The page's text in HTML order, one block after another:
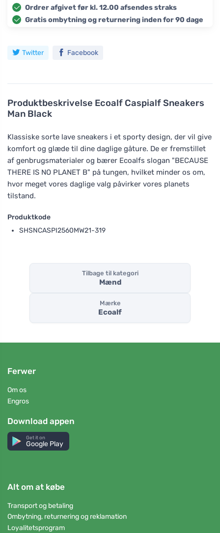
Produktbeskrivelse Ecoalf Caspialf Sneakers
Man Black
Klassiske sorte lave sneakers i et sporty design, der vil give
komfort og glæde til dine daglige gåture. De er fremstillet
af genbrugsmaterialer og bærer Ecoalfs slogan "BECAUSE
THERE IS NO PLANET B" på tungen, hvilket minder os om,
hvor meget vores daglige valg påvirker vores planets
tilstand.
Produktkode
SHSNCASPI2560MW21-319
Ordrer afgivet før kl. 12.00 afsendes straks
Gratis ombytning og returnering inden for 90 dage
Twitter Facebook
Tilbage til kategori
Mænd
Mærke
Ecoalf
Ferwer
Om os
Engros
Download appen
Get it on
Google Play
Alt om at købe
Transport og betaling
Ombytning, returnering og reklamation
Loyalitetsprogram